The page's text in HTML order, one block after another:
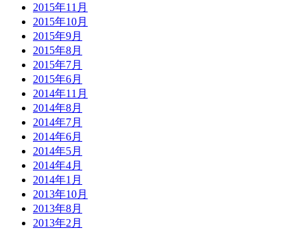
2015年11月
2015年10月
2015年9月
2015年8月
2015年7月
2015年6月
2014年11月
2014年8月
2014年7月
2014年6月
2014年5月
2014年4月
2014年1月
2013年10月
2013年8月
2013年2月